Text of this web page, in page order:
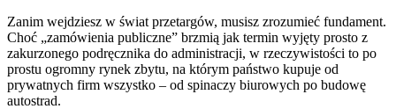
Zanim wejdziesz w świat przetargów, musisz zrozumieć fundament.
Choć „zamówienia publiczne” brzmią jak termin wyjęty prosto z
zakurzonego podręcznika do administracji, w rzeczywistości to po
prostu ogromny rynek zbytu, na którym państwo kupuje od
prywatnych firm wszystko – od spinaczy biurowych po budowę
autostrad.